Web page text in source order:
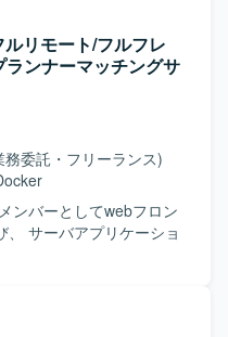
いにフラットにフィー
（プランナー、エンジニ
ているときにエンジニア
リモート/フルフレ
ンナーマッチングサ
務委託・フリーランス)
ンバーとしてwebフロン
、 サーバアプリケーショ